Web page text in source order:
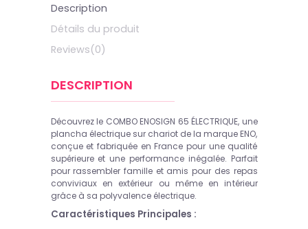
Description
Détails du produit
Reviews(0)
DESCRIPTION
Découvrez le COMBO ENOSIGN 65 ÉLECTRIQUE, une
plancha électrique sur chariot de la marque ENO,
conçue et fabriquée en France pour une qualité
supérieure et une performance inégalée. Parfait
pour rassembler famille et amis pour des repas
conviviaux en extérieur ou même en intérieur
grâce à sa polyvalence électrique.
Caractéristiques Principales :